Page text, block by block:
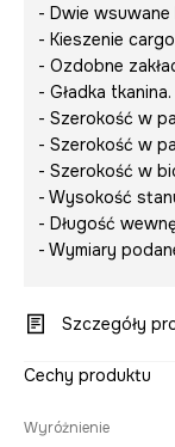
- Dwie wsuwane
- Kieszenie
- Ozdobne
- Gładka tkanina.
- Szerokość w
- Szerokość w
- Szerokość w
- Wysokość
- Długość
- Wymiary
Szczegóły
Cechy produktu
Wyróżnienie